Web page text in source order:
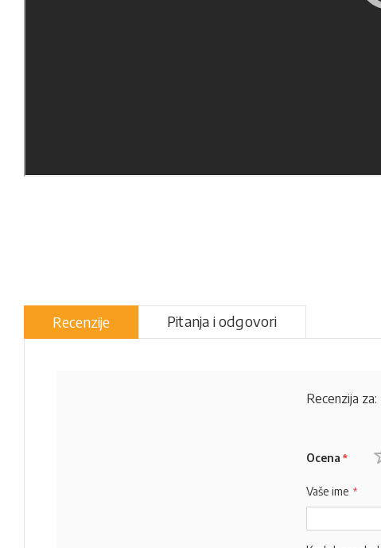
Recenzije Pitanja i odgovori
Recenzija za:
Ocena
Vaše ime